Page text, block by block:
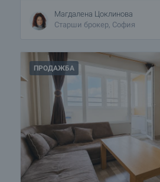
Магдалена Цоклинова
Старши брокер, София
ПРОДАЖБА